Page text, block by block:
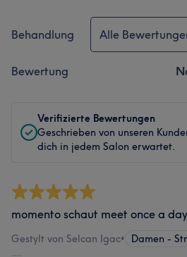
Behandlung Alle
Bewertung
Verifizierte Bewertungen
Geschrieben von unseren
dich in jedem Salon erwartet.
momento schaut meet once a
Gestylt von Selcan Igac• Damen -